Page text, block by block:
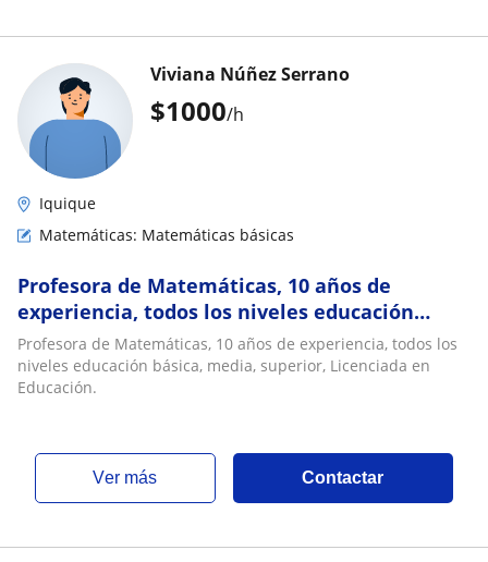
$1000/h
Viviana Núñez Serrano
Iquique
Matemáticas: Matemáticas básicas
Profesora de Matemáticas, 10 años de
experiencia, todos los niveles educación
básica, media, superior, Licenciada en
Educación
Profesora de Matemáticas, 10 años de experiencia, todos los
niveles educación básica, media, superior, Licenciada en
Educación.
ver más Contactar